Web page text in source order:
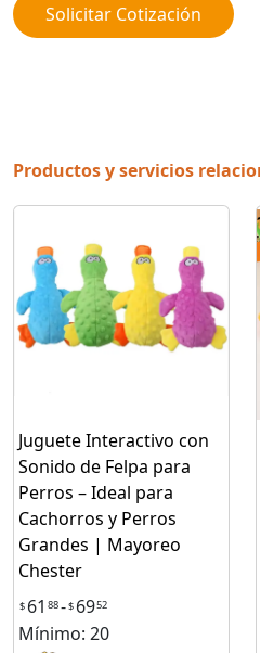
Solicitar Cotización
Productos y servicios
Juguete Interactivo con
Sonido de Felpa para
Perros – Ideal para
Cachorros y Perros
Grandes | Mayoreo
Chester
$ 61 88-$ 6952
Mínimo: 20